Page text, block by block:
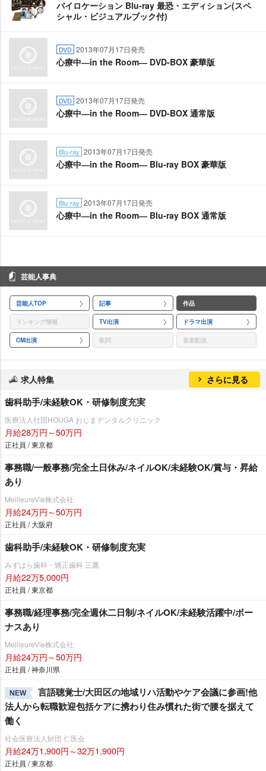
バイロケーション Blu-ray 最恐・エディション(スペ
シャル・ビジュアルブック付)
DVD 2013年07月17日発売
心療中―in the Room― DVD-BOX 豪華版
DVD 2013年07月17日発売
心療中―in the Room― DVD-BOX 通常版
Blu-ray 2013年07月17日発売
心療中―in the Room― Blu-ray BOX 豪華版
Blu-ray 2013年07月17日発売
心療中―in the Room― Blu-ray BOX 通常版
芸能人事典
芸能人TOP 記事 作品
ランキング情報 TV出演 ドラマ出演
CM出演 歌詞 音楽配信
求人特集 さらに見る
歯科助手/未経験OK・研修制度充実
医療法人社団HOUGA おじまデンタルクリニック
月給28万円～50万円
正社員 / 東京都
事務職/一般事務/完全土日休み/ネイルOK/未経験OK/賞与・昇給
あり
MeilleureVie株式会社
月給24万円～50万円
正社員 / 大阪府
歯科助手/未経験OK・研修制度充実
みずはら歯科・矯正歯科 三鷹
月給22万5,000円
正社員 / 東京都
事務職/経理事務/完全週休二日制/ネイルOK/未経験活躍中/ボー
ナスあり
MeilleureVie株式会社
月給24万円～50万円
正社員 / 神奈川県
NEW
言語聴覚士/大田区の地域リハ活動やケア会議に参画!他
法人から転職歓迎包括ケアに携わり住み慣れた街で腰を据えて
働く
社会医療法人財団 仁医会
月給24万1,900円～32万1,900円
正社員 / 東京都